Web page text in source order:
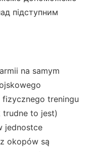
підступним
na samym
treningu
to jest)
jednostce
okopów są